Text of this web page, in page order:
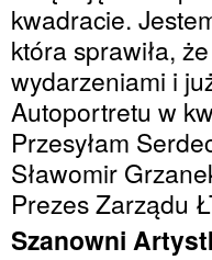
kwadracie.
która sprawiła,
wydarzeniami i
Autoportretu w
Przesyłam
Sławomir
Prezes Zarządu
Szanowni